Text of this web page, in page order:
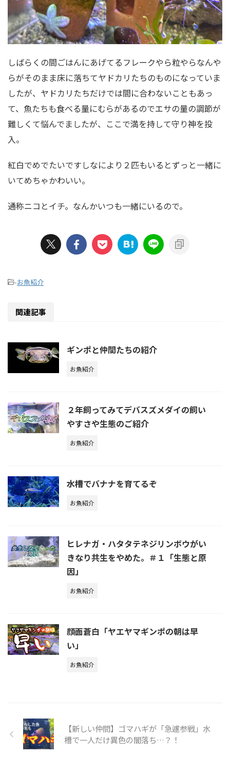
しばらくの間ごはんにあげてるフレークやら粒やらなんや
らがそのまま床に落ちてヤドカリたちのものになっていま
したが、ヤドカリたちだけでは間に合わないこともあっ
て、魚たちも食べる量にむらがあるのでエサの量の調節が
難しくて悩んでましたが、ここで満を持して守り神を投
入。
紅白でめでたいですしなにより２匹もいるとずっと一緒に
いてめちゃかわいい。
通称ニコとイチ。なんかいつも一緒にいるので。
-お魚紹介
関連記事
ギンポと仲間たちの紹介
お魚紹介
２年飼ってみてデバスズメダイの飼い
やすさや生態のご紹介
お魚紹介
水槽でバナナを育てるぞ
お魚紹介
ヒレナガ・ハタタテネジリンボウがい
きなり共生をやめた。＃１「生態と原
因」
お魚紹介
顔面蒼白「ヤエヤマギンポの朝は早
い」
お魚紹介
【新しい仲間】ゴマハギが「急遽参戦」水
槽で一人だけ異色の闇落ち…？！